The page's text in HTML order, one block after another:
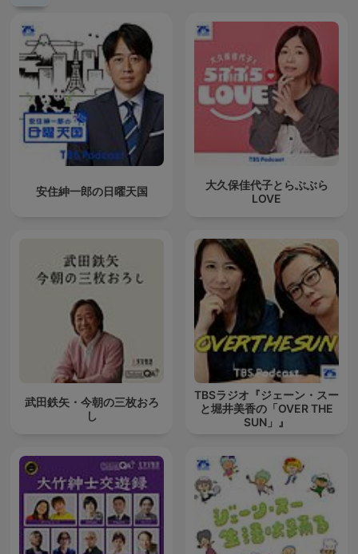
安住紳一郎の日曜天国
大久保佳代子とらぶぶら
LOVE
武田鉄矢・今朝の三枚おろ
し
TBSラジオ『ジェーン・スー
と堀井美香の「OVER THE
SUN」』